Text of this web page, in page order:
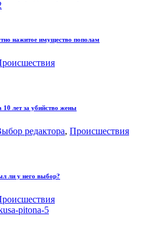
нажитое имущество пополам
лет за убийство жены
редактора, Происшествия
ли у него выбор?